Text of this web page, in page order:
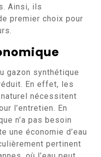
Ainsi, ils
premier choix pour
gazon synthétique
En effet, les
nécessitent
l’entretien. En
n’a pas besoin
une économie d’eau
pertinent